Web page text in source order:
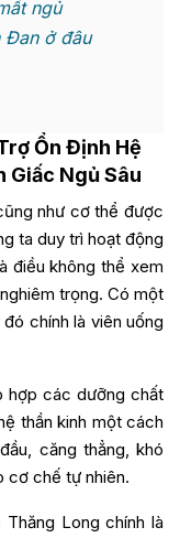
ngủ
Đan ở đâu
Ổn Định Hệ
Giấc Ngủ Sâu
như cơ thể được
ta duy trì hoạt động
điều không thể xem
trọng. Có một
chính là viên uống
hợp các dưỡng chất
thần kinh một cách
căng thẳng, khó
cơ chế tự nhiên.
Long chính là